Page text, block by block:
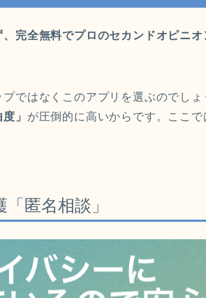
完全無料でプロのセカンドオピニ
ではなくこのアプリを選ぶのでし
」 が圧倒的に高いからです。ここ
匿名相談」